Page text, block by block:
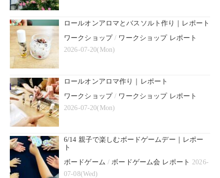
ロールオンアロマとバスソルト作り｜レポート
ワークショップ/ ワークショップ レポート
2026-07-20(Mon)
ロールオンアロマ作り｜レポート
ワークショップ/ ワークショップ レポート
2026-07-20(Mon)
6/14 親子で楽しむボードゲームデー｜レポー
ト
ボードゲーム / ボードゲーム会 レポート 2026-
07-08(Wed)